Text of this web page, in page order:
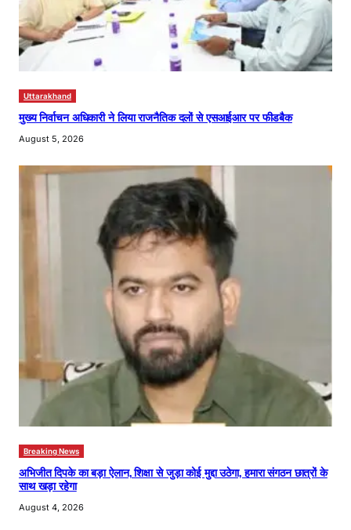
Uttarakhand
मुख्य निर्वाचन अधिकारी ने लिया राजनैतिक दलों से एसआईआर पर फीडबैक
August 5, 2026
Breaking News
अभिजीत दिपके का बड़ा ऐलान, शिक्षा से जुड़ा कोई मुद्दा उठेगा, हमारा संगठन छात्रों के
साथ खड़ा रहेगा
August 4, 2026